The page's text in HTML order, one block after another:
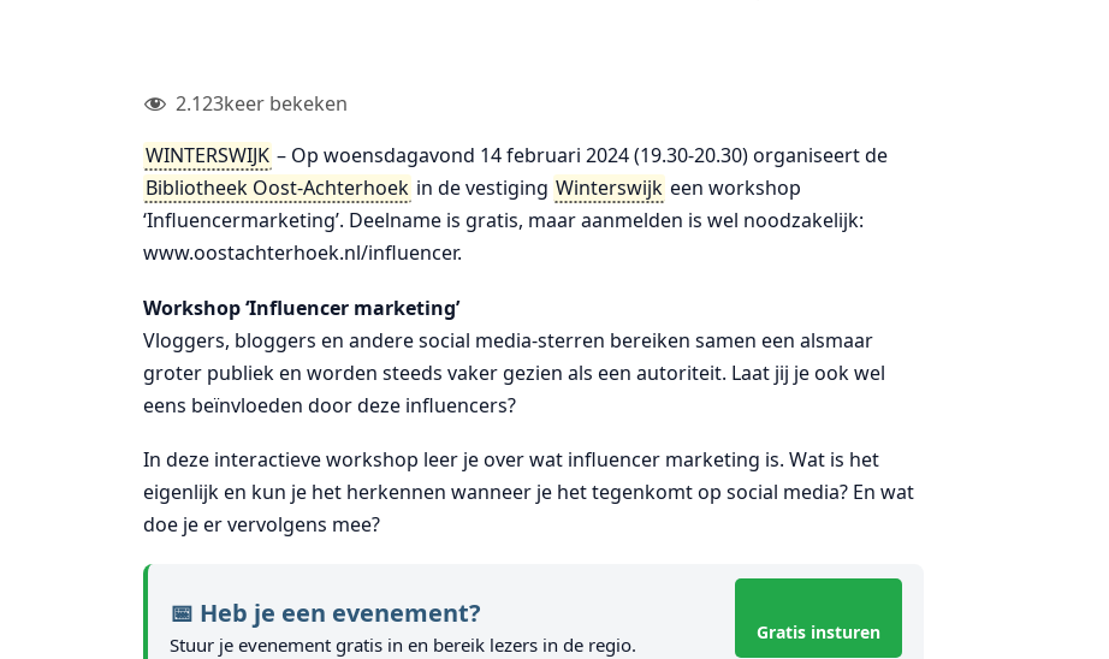
2.123keer bekeken
WINTERSWIJK – Op woensdagavond 14 februari 2024 (19.30-20.30) organiseert de
Bibliotheek Oost-Achterhoek in de vestiging Winterswijk een workshop
‘Influencermarketing’. Deelname is gratis, maar aanmelden is wel noodzakelijk:
www.oostachterhoek.nl/influencer.
Workshop ‘Influencer marketing’
Vloggers, bloggers en andere social media-sterren bereiken samen een alsmaar
groter publiek en worden steeds vaker gezien als een autoriteit. Laat jij je ook wel
eens beïnvloeden door deze influencers?
In deze interactieve workshop leer je over wat influencer marketing is. Wat is het
eigenlijk en kun je het herkennen wanneer je het tegenkomt op social media? En wat
doe je er vervolgens mee?
📅 Heb je een evenement?
Stuur je evenement gratis in en bereik lezers in de regio.
Gratis insturen